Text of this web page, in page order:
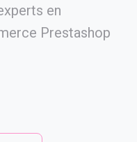
en
Prestashop